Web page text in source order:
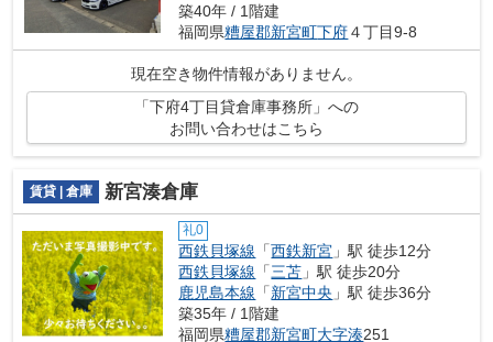
築40年 / 1階建
福岡県糟屋郡新宮町下府４丁目9-8
現在空き物件情報がありません。
「下府4丁目貸倉庫事務所」への
お問い合わせはこちら
賃貸 | 倉庫 新宮湊倉庫
礼0
西鉄貝塚線 「西鉄新宮 」駅 徒歩12分
西鉄貝塚線 「三苫 」駅 徒歩20分
鹿児島本線 「新宮中央 」駅 徒歩36分
築35年 / 1階建
福岡県糟屋郡新宮町大字湊251